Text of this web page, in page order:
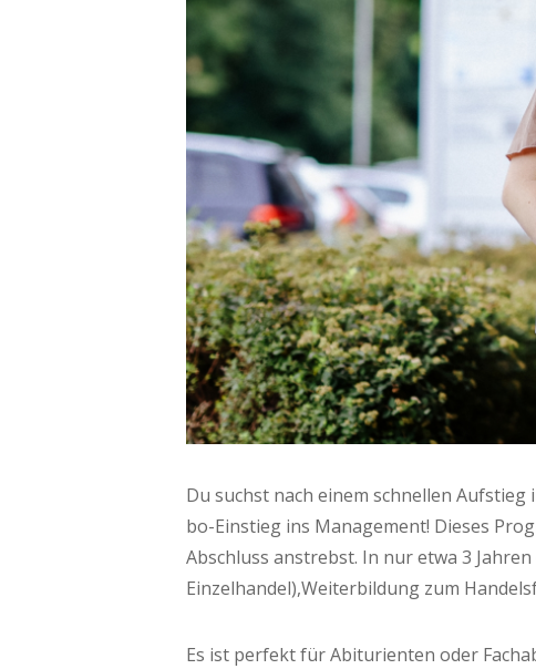
Du suchst nach einem schnel­len
bo-Ein­stieg ins Manage­ment! Die­ses
Abschluss anstrebst. In nur etwa 3
Einzelhandel),Weiterbildung zum
Es ist per­fekt für Abitu­ri­en­ten oder